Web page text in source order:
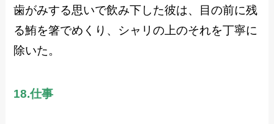
歯がみする思いで飲み下した彼は、目の前に残
る鮪を箸でめくり、シャリの上のそれを丁寧に
除いた。
18.仕事